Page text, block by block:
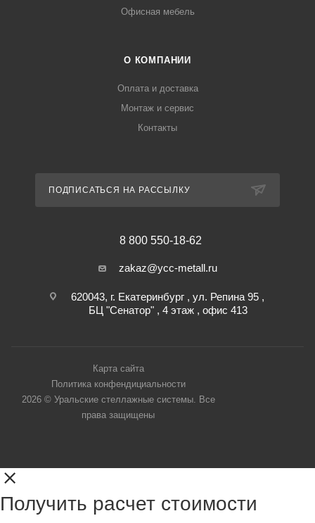
Офисная мебель
О КОМПАНИИ
Оплата и доставка
Монтаж и сервис
Контакты
ПОДПИСАТЬСЯ НА РАССЫЛКУ
8 800 550-18-62
zakaz@ycc-metall.ru
620043, г. Екатеринбург , ул. Репина 95 ,
БЦ "Сенатор" , 4 этаж , офис 413
Карта сайта
Политика конфендициальности
2026 © Уральские стеллажные системы. Все
права защищены
Получить расчет стоимости